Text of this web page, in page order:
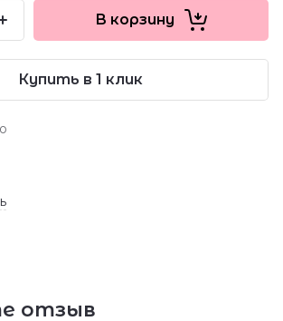
В корзину
Купить в 1 клик
отзыв